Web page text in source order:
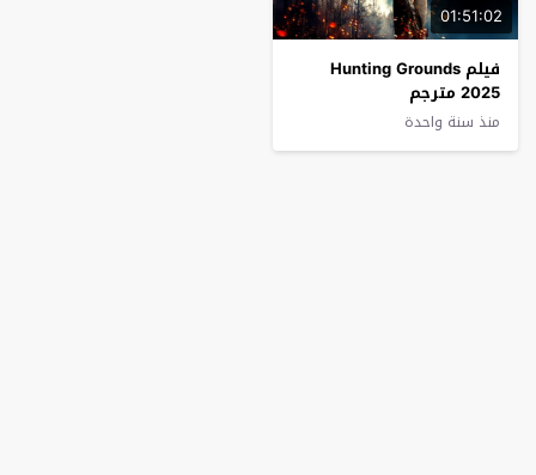
01:51:02
فيلم Hunting Grounds
2025 مترجم
منذ سنة واحدة